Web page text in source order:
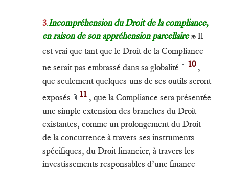
3.Incompréhension du Droit de la compliance,
en raison de son appréhension parcellaire 🌍 Il
est vrai que tant que le Droit de la Compliance
ne serait pas embrassé dans sa globalité 📎 10 ,
que seulement quelques-uns de ses outils seront
exposés 📎 11 , que la Compliance sera présentée
une simple extension des branches du Droit
existantes, comme un prolongement du Droit
de la concurrence à travers ses instruments
spécifiques, du Droit financier, à travers les
investissements responsables d’une finance